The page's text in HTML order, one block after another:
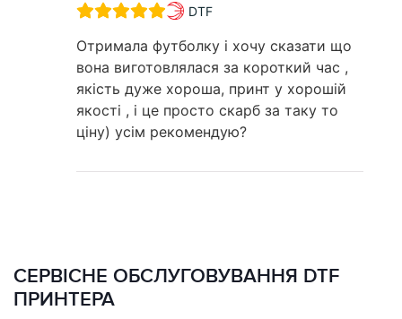
DTF
Отримала футболку і хочу сказати що
вона виготовлялася за короткий час ,
якість дуже хороша, принт у хорошій
якості , і це просто скарб за таку то
ціну) усім рекомендую?
СЕРВІСНЕ ОБСЛУГОВУВАННЯ DTF
ПРИНТЕРА